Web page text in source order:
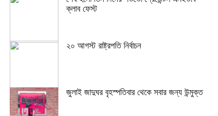
ক্লাব ফেস্ট
২০ আগস্ট রাষ্ট্রপতি নির্বাচন
জুলাই জাদুঘর বৃহস্পতিবার থেকে সবার জন্য উন্মুক্ত